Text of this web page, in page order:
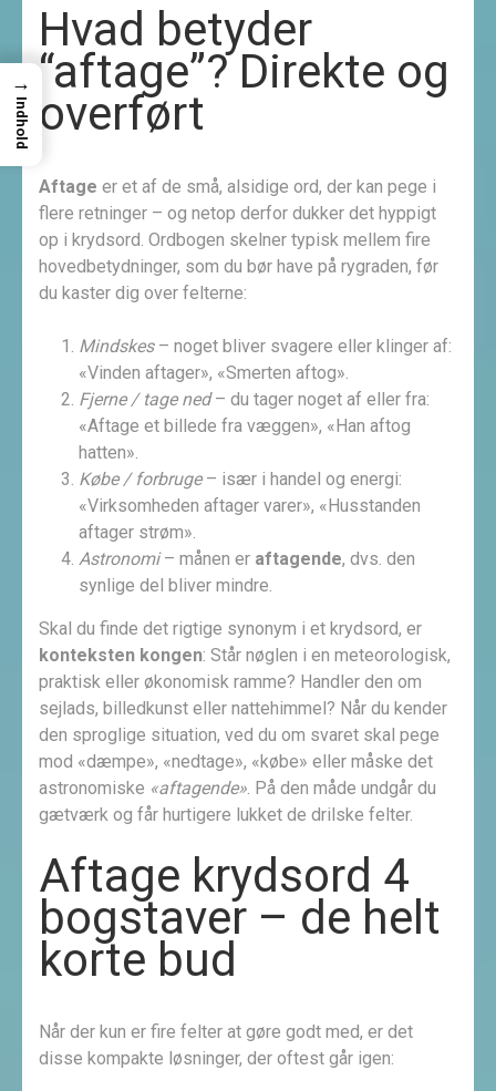
Hvad betyder
“aftage”? Direkte og
overført
Aftage er et af de små, alsidige ord, der kan pege i
flere retninger – og netop derfor dukker det hyppigt
op i krydsord. Ordbogen skelner typisk mellem fire
hovedbetydninger, som du bør have på rygraden, før
du kaster dig over felterne:
Mindskes– noget bliver svagere eller klinger af:
«Vinden aftager», «Smerten aftog».
Fjerne / tage ned– du tager noget af eller fra:
«Aftage et billede fra væggen», «Han aftog
hatten».
Købe / forbruge– især i handel og energi:
«Virksomheden aftager varer», «Husstanden
aftager strøm».
Astronomi– månen er aftagende, dvs. den
synlige del bliver mindre.
Skal du finde det rigtige synonym i et krydsord, er
konteksten kongen: Står nøglen i en meteorologisk,
praktisk eller økonomisk ramme? Handler den om
sejlads, billedkunst eller nattehimmel? Når du kender
den sproglige situation, ved du om svaret skal pege
mod «dæmpe», «nedtage», «købe» eller måske det
astronomiske «aftagende» . På den måde undgår du
gætværk og får hurtigere lukket de drilske felter.
Aftage krydsord 4
bogstaver – de helt
korte bud
Når der kun er fire felter at gøre godt med, er det
disse kompakte løsninger, der oftest går igen:
→
Indhold